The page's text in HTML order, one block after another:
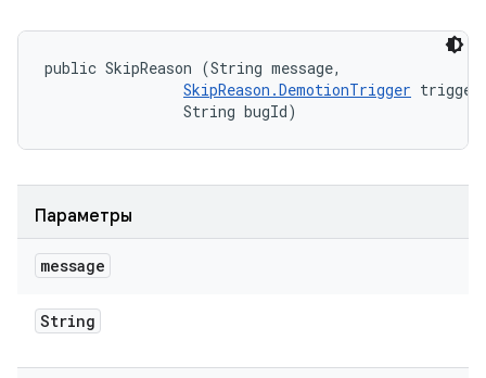
public SkipReason (String message,
SkipReason.DemotionTrigger
                String bugId)
Параметры
message
String